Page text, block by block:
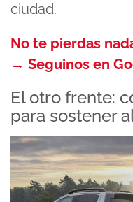
ciudad.
No te pierdas
→ Seguinos en
El otro frente:
para sostener